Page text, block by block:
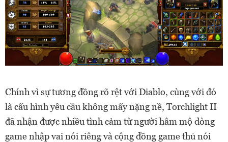
Chính vì sự tương đồng rõ rệt với Diablo, cùng với đó
là cấu hình yêu cầu không mấy nặng nề, Torchlight II
đã nhận được nhiều tình cảm từ người hâm mộ dòng
game nhập vai nói riêng và cộng đồng game thủ nói